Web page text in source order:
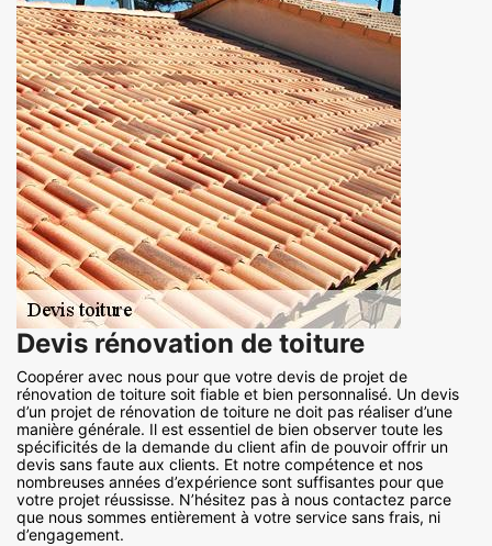
Devis rénovation de toiture
Coopérer avec nous pour que votre devis de projet de
rénovation de toiture soit fiable et bien personnalisé. Un devis
d’un projet de rénovation de toiture ne doit pas réaliser d’une
manière générale. Il est essentiel de bien observer toute les
spécificités de la demande du client afin de pouvoir offrir un
devis sans faute aux clients. Et notre compétence et nos
nombreuses années d’expérience sont suffisantes pour que
votre projet réussisse. N’hésitez pas à nous contactez parce
que nous sommes entièrement à votre service sans frais, ni
d’engagement.